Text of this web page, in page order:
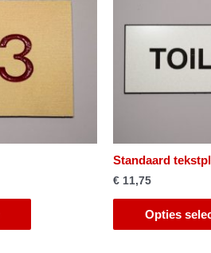
Standaard
€ 11,75
Opties